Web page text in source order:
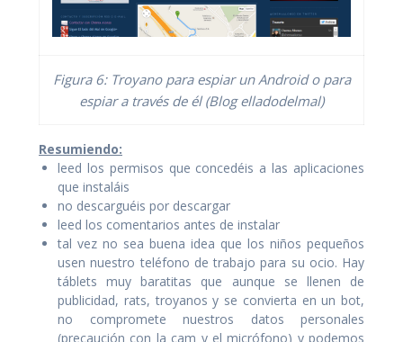
Figura 6: Troyano para espiar un Android o para
espiar a través de él (Blog elladodelmal)
Resumiendo:
leed los permisos que concedéis a las aplicaciones
que instaláis
no descarguéis por descargar
leed los comentarios antes de instalar
tal vez no sea buena idea que los niños pequeños
usen nuestro teléfono de trabajo para su ocio. Hay
táblets muy baratitas que aunque se llenen de
publicidad, rats, troyanos y se convierta en un bot,
no compromete nuestros datos personales
(precaución con la cam y el micrófono) y podemos